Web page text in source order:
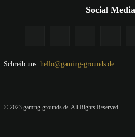
Social Media
Schreib uns: hello@gaming-grounds.de
© 2023 gaming-grounds.de. All Rights Reserved.